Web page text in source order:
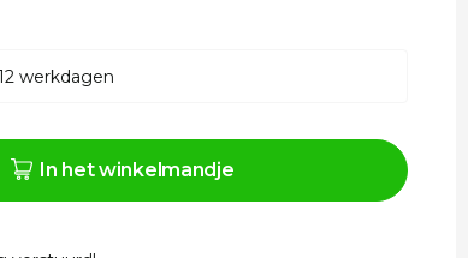
werkdagen
In het winkelmandje